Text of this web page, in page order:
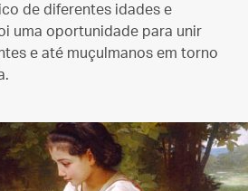
de diferentes idades e
uma oportunidade para unir
e até muçulmanos em torno